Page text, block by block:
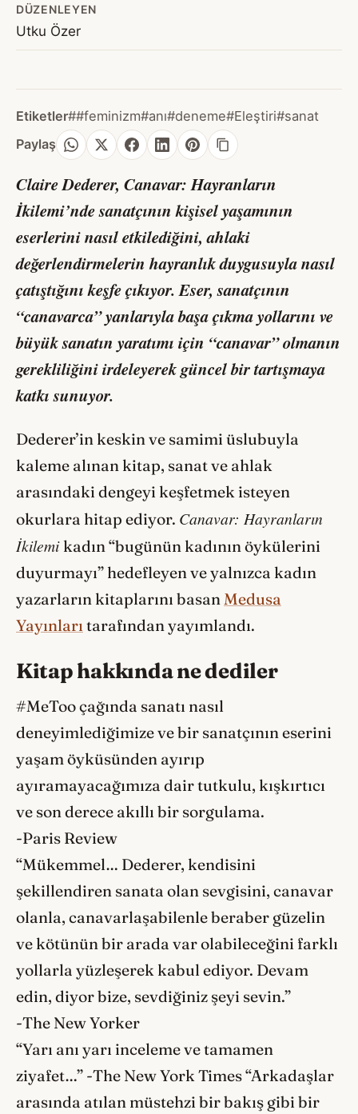
DÜZENLEYEN
Utku Özer
Etiketler##feminizm#anı#deneme#Eleştiri#sanat
Paylaş
Claire Dederer, Canavar: Hayranların
İkilemi’nde sanatçının kişisel yaşamının
eserlerini nasıl etkilediğini, ahlaki
değerlendirmelerin hayranlık duygusuyla nasıl
çatıştığını keşfe çıkıyor. Eser, sanatçının
“canavarca” yanlarıyla başa çıkma yollarını ve
büyük sanatın yaratımı için “canavar” olmanın
gerekliliğini irdeleyerek güncel bir tartışmaya
katkı sunuyor.
Dederer’in keskin ve samimi üslubuyla
kaleme alınan kitap, sanat ve ahlak
arasındaki dengeyi keşfetmek isteyen
okurlara hitap ediyor. Canavar: Hayranların
İkilemi kadın “bugünün kadının öykülerini
duyurmayı” hedefleyen ve yalnızca kadın
yazarların kitaplarını basanMedusa
Yayınları tarafından yayımlandı.
Kitap hakkında ne dediler
#MeToo çağında sanatı nasıl
deneyimlediğimize ve bir sanatçının eserini
yaşam öyküsünden ayırıp
ayıramayacağımıza dair tutkulu, kışkırtıcı
ve son derece akıllı bir sorgulama.
-Paris Review
“Mükemmel… Dederer, kendisini
şekillendiren sanata olan sevgisini, canavar
olanla, canavarlaşabilenle beraber güzelin
ve kötünün bir arada var olabileceğini farklı
yollarla yüzleşerek kabul ediyor. Devam
edin, diyor bize, sevdiğiniz şeyi sevin.”
-The New Yorker
“Yarı anı yarı inceleme ve tamamen
ziyafet…” -The New York Times “Arkadaşlar
arasında atılan müstehzi bir bakış gibi bir